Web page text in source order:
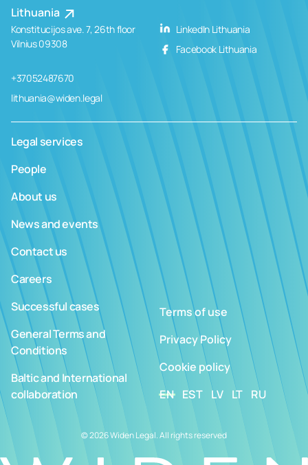
Lithuania
Konstitucijos ave. 7, 26th floor
Vilnius 09308
+37052487670
lithuania@widen.legal
LinkedIn Lithuania
Facebook Lithuania
Legal services
People
About us
News and events
Contact us
Careers
Successful cases
General Terms and
Conditions
Baltic and International
collaboration
Terms of use
Privacy Policy
Cookie policy
EN EST LV LT RU
© 2026 Widen Legal. All rights reserved